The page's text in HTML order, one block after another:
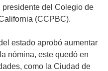
del Colegio de
(CCPBC).
estado aprobó aumentar
nómina, este quedó en
como la Ciudad de